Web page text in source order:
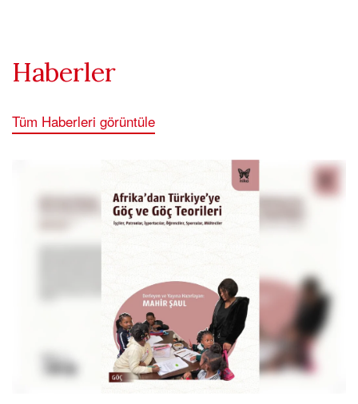
Haberler
Tüm Haberleri görüntüle